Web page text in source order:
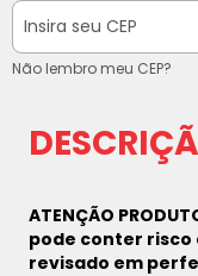
Não lembro meu CEP?
ATENÇÃO
pode conter risco
revisado em